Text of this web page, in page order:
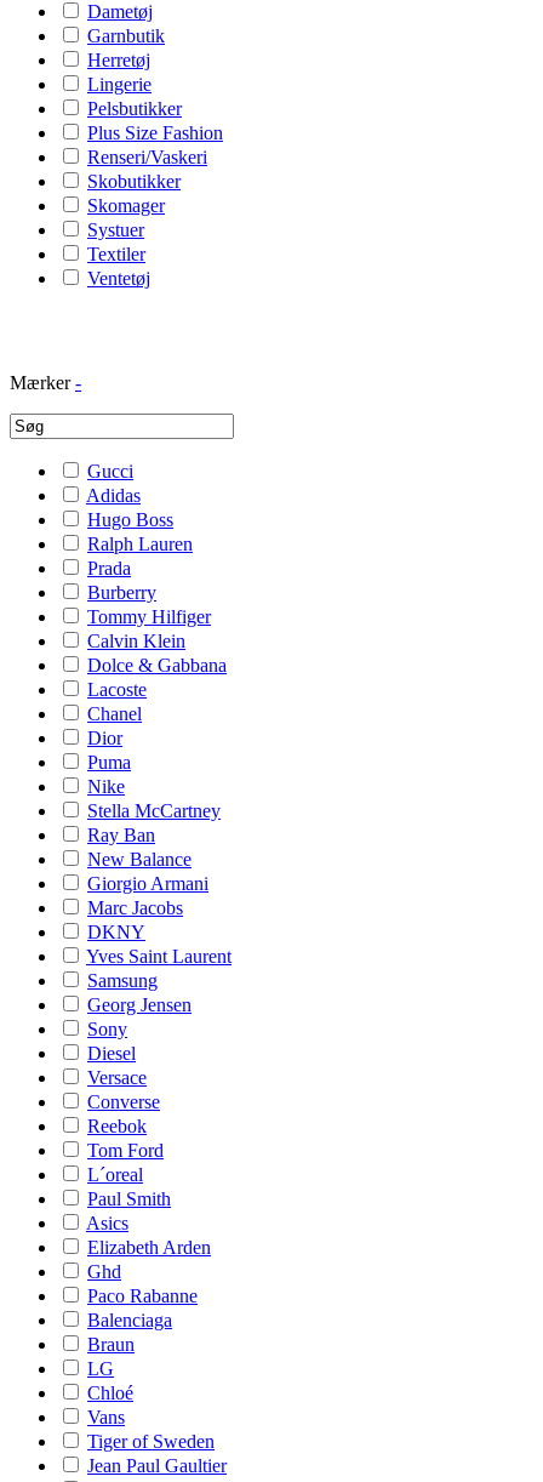
Dametøj
Garnbutik
Herretøj
Lingerie
Pelsbutikker
Plus Size Fashion
Renseri/Vaskeri
Skobutikker
Skomager
Systuer
Textiler
Ventetøj
Mærker -
Gucci
Adidas
Hugo Boss
Ralph Lauren
Prada
Burberry
Tommy Hilfiger
Calvin Klein
Dolce & Gabbana
Lacoste
Chanel
Dior
Puma
Nike
Stella McCartney
Ray Ban
New Balance
Giorgio Armani
Marc Jacobs
DKNY
Yves Saint Laurent
Samsung
Georg Jensen
Sony
Diesel
Versace
Converse
Reebok
Tom Ford
L´oreal
Paul Smith
Asics
Elizabeth Arden
Ghd
Paco Rabanne
Balenciaga
Braun
LG
Chloé
Vans
Tiger of Sweden
Jean Paul Gaultier